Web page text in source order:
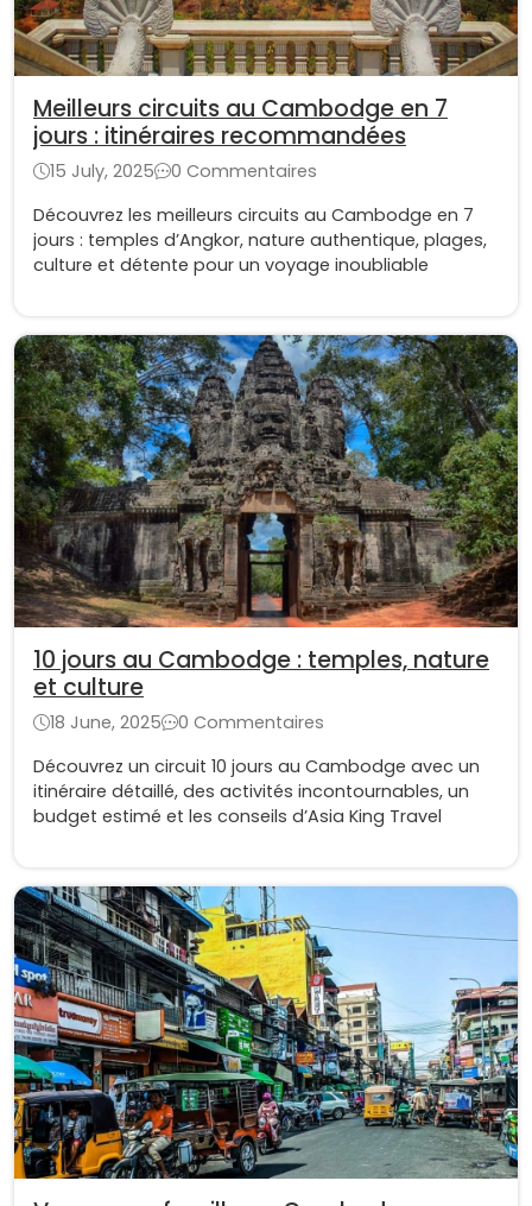
Meilleurs circuits au Cambodge en 7
jours : itinéraires recommandées
15 July, 2025
0 Commentaires
Découvrez les meilleurs circuits au Cambodge en 7
jours : temples d’Angkor, nature authentique, plages,
culture et détente pour un voyage inoubliable
10 jours au Cambodge : temples, nature
et culture
18 June, 2025
0 Commentaires
Découvrez un circuit 10 jours au Cambodge avec un
itinéraire détaillé, des activités incontournables, un
budget estimé et les conseils d’Asia King Travel